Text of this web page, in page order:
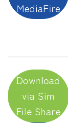
MediaFire
Download
via Sim
File Share